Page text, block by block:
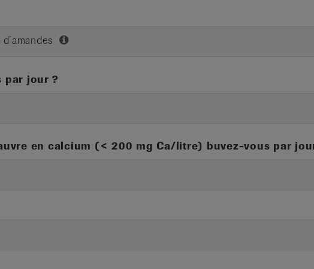
par jour ?
en calcium (< 200 mg Ca/litre) buvez-vous par